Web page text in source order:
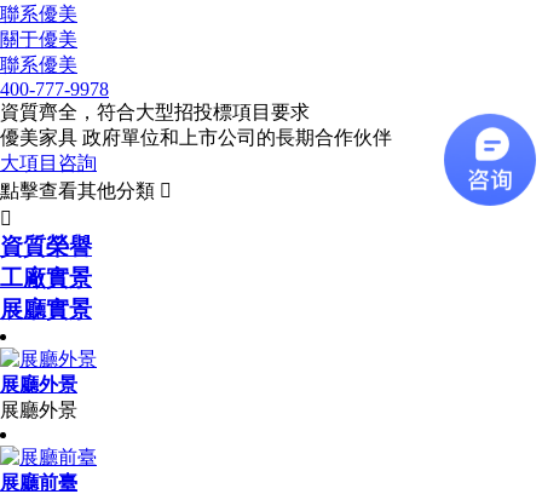
聯系優美
關于優美
聯系優美
400-777-9978
資質齊全，符合大型招投標項目要求
優美家具 政府單位和上市公司的長期合作伙伴
大項目咨詢
點擊查看其他分類 

資質榮譽
工廠實景
展廳實景
展廳外景
展廳外景
展廳前臺